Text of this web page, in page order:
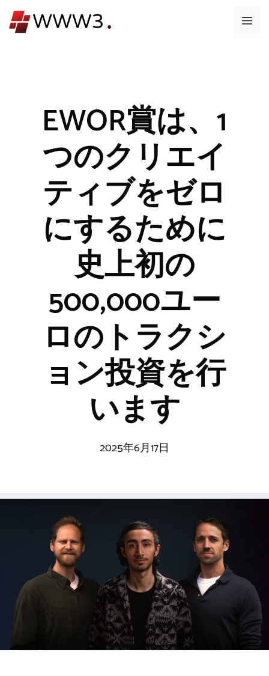
ン
メ
EWOR賞は、1
つのクリエイ
ティブをゼロ
にするために
史上初の
500,000ユー
ロのトラクシ
ョン投資を行
います
2025年6月17日